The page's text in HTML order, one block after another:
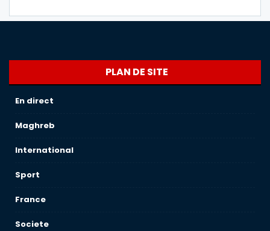
PLAN DE SITE
En direct
Maghreb
International
Sport
France
Societe